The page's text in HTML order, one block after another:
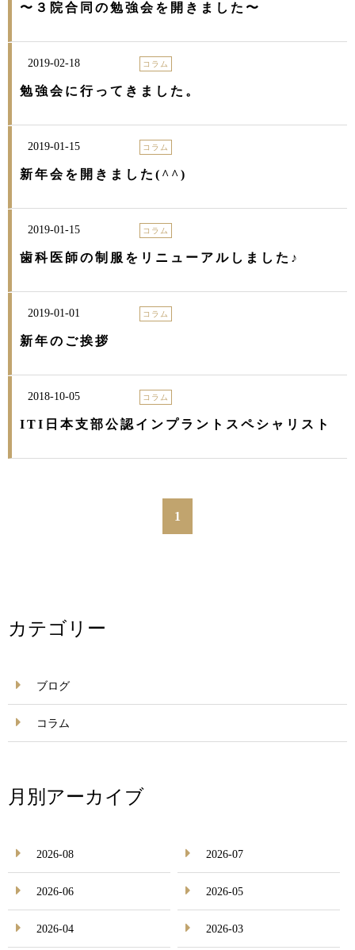
〜３院合同の勉強会を開きました〜
2019-02-18 コラム
勉強会に行ってきました。
2019-01-15 コラム
新年会を開きました(^^)
2019-01-15 コラム
歯科医師の制服をリニューアルしました♪
2019-01-01 コラム
新年のご挨拶
2018-10-05 コラム
ITI日本支部公認インプラントスペシャリスト
1
カテゴリー
ブログ
コラム
月別アーカイブ
2026-08 2026-07
2026-06 2026-05
2026-04 2026-03